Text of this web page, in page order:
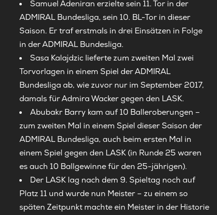
Samuel Adeniran erzielte sein 11. Tor in der
ADMIRAL Bundesliga, sein 10. BL-Tor in dieser
Saison. Er traf erstmals in drei Einsätzen in Folge
in der ADMIRAL Bundesliga.
Sasa Kalajdzic lieferte zum zweiten Mal zwei
Torvorlagen in einem Spiel der ADMIRAL
Bundesliga ab, wie zuvor nur im September 2017,
damals für Admira Wacker gegen den LASK.
Abubakr Barry kam auf 10 Balleroberungen –
zum zweiten Mal in einem Spiel dieser Saison der
ADMIRAL Bundesliga, auch beim ersten Mal in
einem Spiel gegen den LASK (in Runde 25 waren
es auch 10 Ballgewinne für den 25-jährigen).
Der LASK lag nach dem 9. Spieltag noch auf
Platz 11 und wurde nun Meister – zu einem so
späten Zeitpunkt machte ein Meister in der Historie